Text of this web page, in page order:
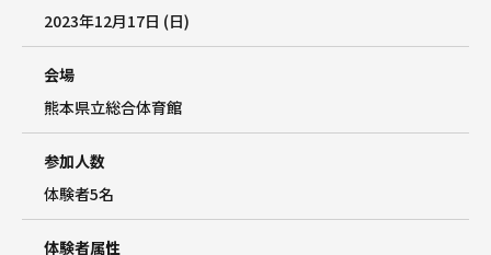
2023年12月17日 (日)
会場
熊本県立総合体育館
参加人数
体験者5名
体験者属性